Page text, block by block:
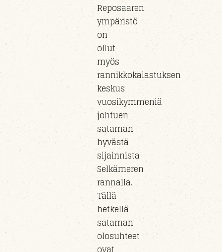
Reposaaren
ympäristö
on
ollut
myös
rannikkokalastuksen
keskus
vuosikymmeniä
johtuen
sataman
hyvästä
sijainnista
Selkämeren
rannalla.
Tällä
hetkellä
sataman
olosuhteet